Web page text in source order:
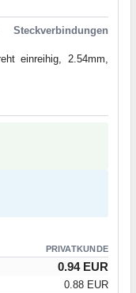
Steckverbindungen
einreihig, 2.54mm,
PRIVATKUNDE
0.94 EUR
0.88 EUR